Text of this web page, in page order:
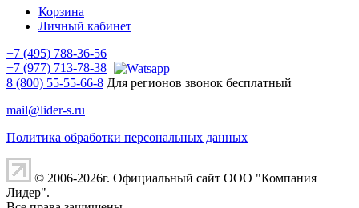
Корзина
Личный кабинет
+7 (495) 788-36-56
+7 (977) 713-78-38
8 (800) 55-55-66-8 Для регионов звонок бесплатный
mail@lider-s.ru
Политика обработки персональных данных
© 2006-2026г. Официальный сайт ООО "Компания
Лидер".